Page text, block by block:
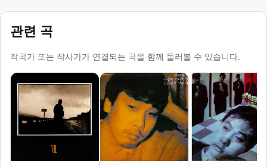
관련 곡
작곡가 또는 작사가가 연결되는 곡을 함께 둘러볼 수 있습니다.